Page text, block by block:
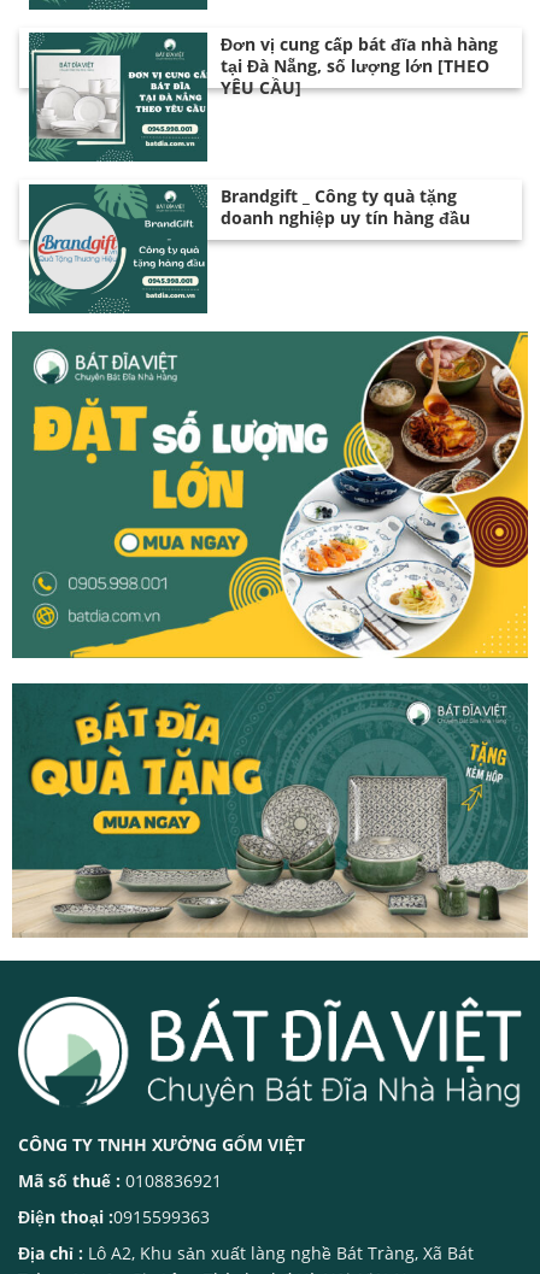
Đơn vị cung cấp bát đĩa nhà hàng
tại Đà Nẵng, số lượng lớn [THEO
YÊU CẦU]
Brandgift _ Công ty quà tặng
doanh nghiệp uy tín hàng đầu
CÔNG TY TNHH XƯỞNG GỐM VIỆT
Mã số thuế : 0108836921
Điện thoại :0915599363
Địa chỉ : Lô A2, Khu sản xuất làng nghề Bát Tràng, Xã Bát